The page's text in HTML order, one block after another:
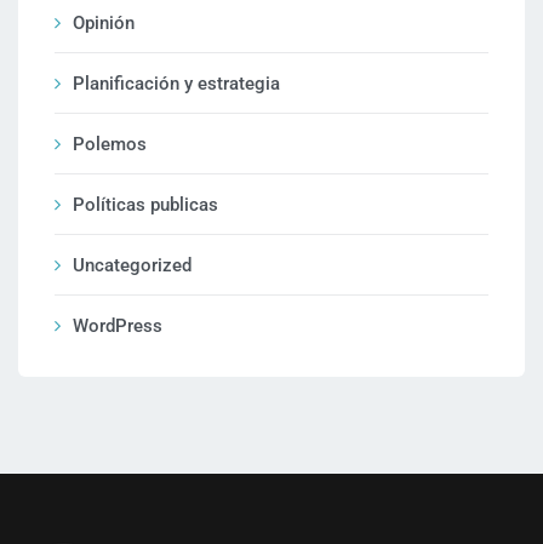
Opinión
Planificación y estrategia
Polemos
Políticas publicas
Uncategorized
WordPress